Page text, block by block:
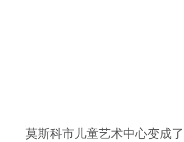
莫斯科市儿童艺术中心变成